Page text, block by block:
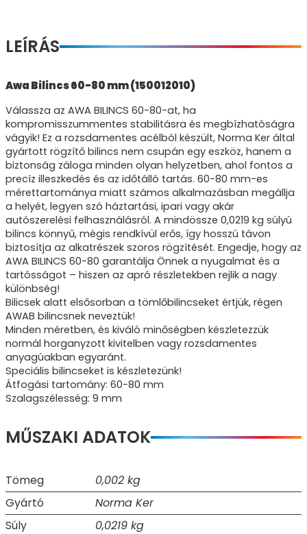
LEÍRÁS
Awa Bilincs 60-80 mm (150012010)
Válassza az AWA BILINCS 60-80-at, ha
kompromisszummentes stabilitásra és megbízhatóságra
vágyik! Ez a rozsdamentes acélból készült, Norma Ker által
gyártott rögzítő bilincs nem csupán egy eszköz, hanem a
biztonság záloga minden olyan helyzetben, ahol fontos a
precíz illeszkedés és az időtálló tartás. 60-80 mm-es
mérettartománya miatt számos alkalmazásban megállja
a helyét, legyen szó háztartási, ipari vagy akár
autószerelési felhasználásról. A mindössze 0,0219 kg súlyú
bilincs könnyű, mégis rendkívül erős, így hosszú távon
biztosítja az alkatrészek szoros rögzítését. Engedje, hogy az
AWA BILINCS 60-80 garantálja Önnek a nyugalmat és a
tartósságot – hiszen az apró részletekben rejlik a nagy
különbség!
Bilicsek alatt elsősorban a tömlőbilincseket értjük, régen
AWAB bilincsnek neveztük!
Minden méretben, és kiváló minőségben készletezzük
normál horganyzott kivitelben vagy rozsdamentes
anyagúakban egyaránt.
Speciális bilincseket is készletezünk!
Átfogási tartomány: 60-80 mm
Szalagszélesség: 9 mm
MŰSZAKI ADATOK
Tömeg
0,002 kg
Gyártó
Norma Ker
Súly
0,0219 kg